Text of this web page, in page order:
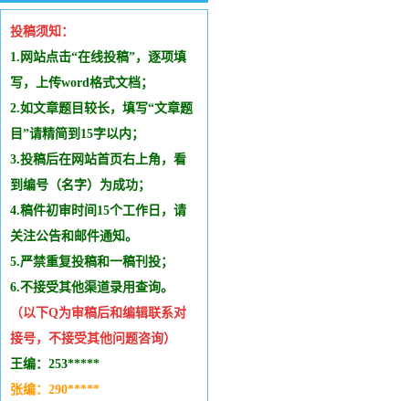
投稿须知：
1.网站点击“在线投稿”，逐项填
写，上传word格式文档；
2.如文章题目较长，填写“文章题
目”请精简到15字以内；
3.投稿后在网站首页右上角，看
到编号（名字）为成功；
4.稿件初审时间15个工作日，请
关注公告和邮件通知。
5.严禁重复投稿和一稿刊投；
6.不接受其他渠道录用查询。
（以下Q为审稿后和编辑联系对
接号，不接受其他问题咨询）
王编：253*****
张编：290*****